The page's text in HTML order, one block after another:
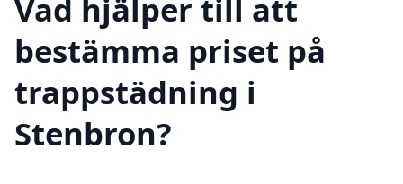
Vad hjälper till att
bestämma priset på
trappstädning i
Stenbron?